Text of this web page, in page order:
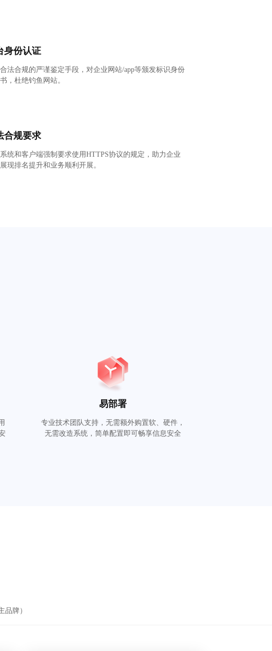
身份认证
法合规的严谨鉴定手段，对企业网站/app等颁发标识身份
，杜绝钓鱼网站。
合规要求
统和客户端强制要求使用HTTPS协议的规定，助力企业
现排名提升和业务顺利开展。
易部署
专业技术团队支持，无需额外购置软、硬件，
无需改造系统，简单配置即可畅享信息安全
品牌）